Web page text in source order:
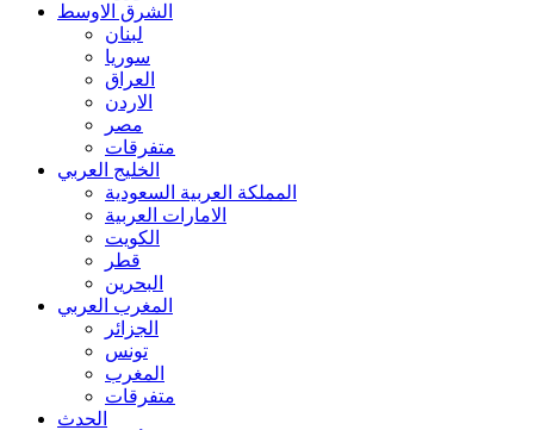
الشرق الاوسط
لبنان
سوريا
العراق
الاردن
مصر
متفرقات
الخليج العربي
المملكة العربية السعودية
الامارات العربية
الكويت
قطر
البحرين
المغرب العربي
الجزائر
تونس
المغرب
متفرقات
الحدث